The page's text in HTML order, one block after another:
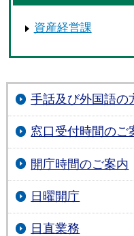
資産経営課
手話及び外国語の
窓口受付時間のご
開庁時間のご案内
日曜開庁
日直業務